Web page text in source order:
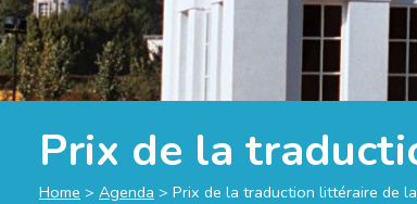
Prix de la
Home > Agenda > Prix de la traduction littéraire de